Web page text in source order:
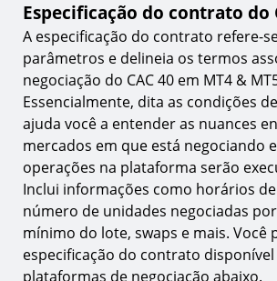
Especificação do contrato do
A especificação do contrato refere-
parâmetros e delineia os termos
negociação do CAC 40 em MT4 &
Essencialmente, dita as condições
ajuda você a entender as nuances
mercados em que está negociando
operações na plataforma serão
Inclui informações como horários
número de unidades negociadas
mínimo do lote, swaps e mais. Você
especificação do contrato
plataformas de negociação abaixo.